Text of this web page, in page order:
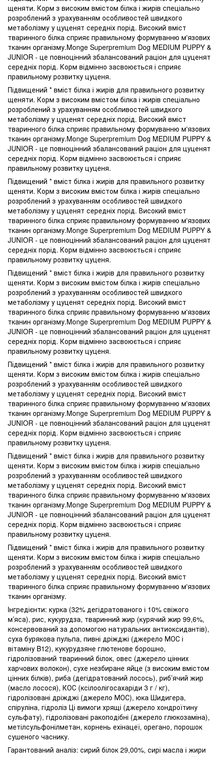
щеняти. Корм з високим вмістом білка і жирів спеціально
розроблений з урахуванням особливостей швидкого
метаболізму у цуценят середніх порід. Високий вміст
тваринного білка сприяє правильному формуванню м'язових
тканин організму.Monge Superpremium Dog MEDIUM PUPPY &
JUNIOR - це повноцінний збалансований раціон для цуценят
середніх порід. Корм відмінно засвоюється і сприяє
правильному розвитку цуценя.
Підвищений * вміст білка і жирів для правильного розвитку
щеняти. Корм з високим вмістом білка і жирів спеціально
розроблений з урахуванням особливостей швидкого
метаболізму у цуценят середніх порід. Високий вміст
тваринного білка сприяє правильному формуванню м'язових
тканин організму.Monge Superpremium Dog MEDIUM PUPPY &
JUNIOR - це повноцінний збалансований раціон для цуценят
середніх порід. Корм відмінно засвоюється і сприяє
правильному розвитку цуценя.
Підвищений * вміст білка і жирів для правильного розвитку
щеняти. Корм з високим вмістом білка і жирів спеціально
розроблений з урахуванням особливостей швидкого
метаболізму у цуценят середніх порід. Високий вміст
тваринного білка сприяє правильному формуванню м'язових
тканин організму.Monge Superpremium Dog MEDIUM PUPPY &
JUNIOR - це повноцінний збалансований раціон для цуценят
середніх порід. Корм відмінно засвоюється і сприяє
правильному розвитку цуценя.
Підвищений * вміст білка і жирів для правильного розвитку
щеняти. Корм з високим вмістом білка і жирів спеціально
розроблений з урахуванням особливостей швидкого
метаболізму у цуценят середніх порід. Високий вміст
тваринного білка сприяє правильному формуванню м'язових
тканин організму.Monge Superpremium Dog MEDIUM PUPPY &
JUNIOR - це повноцінний збалансований раціон для цуценят
середніх порід. Корм відмінно засвоюється і сприяє
правильному розвитку цуценя.
Підвищений * вміст білка і жирів для правильного розвитку
щеняти. Корм з високим вмістом білка і жирів спеціально
розроблений з урахуванням особливостей швидкого
метаболізму у цуценят середніх порід. Високий вміст
тваринного білка сприяє правильному формуванню м'язових
тканин організму.Monge Superpremium Dog MEDIUM PUPPY &
JUNIOR - це повноцінний збалансований раціон для цуценят
середніх порід. Корм відмінно засвоюється і сприяє
правильному розвитку цуценя.
Підвищений * вміст білка і жирів для правильного розвитку
щеняти. Корм з високим вмістом білка і жирів спеціально
розроблений з урахуванням особливостей швидкого
метаболізму у цуценят середніх порід. Високий вміст
тваринного білка сприяє правильному формуванню м'язових
тканин організму.Monge Superpremium Dog MEDIUM PUPPY &
JUNIOR - це повноцінний збалансований раціон для цуценят
середніх порід. Корм відмінно засвоюється і сприяє
правильному розвитку цуценя.
Підвищений * вміст білка і жирів для правильного розвитку
щеняти. Корм з високим вмістом білка і жирів спеціально
розроблений з урахуванням особливостей швидкого
метаболізму у цуценят середніх порід. Високий вміст
тваринного білка сприяє правильному формуванню м'язових
тканин організму.
Інгредієнти: курка (32% дегідратованого і 10% свіжого
м’яса), рис, кукурудза, тваринний жир (курячий жир 99,6%,
консервований за допомогою натуральних антиоксидантів),
суха бурякова пульпа, пивні дріжджі (джерело МОС і
вітаміну B12), кукурудзяне глютенове борошно,
гідролізований тваринний білок, овес (джерело цінних
харчових волокон), сухе незбиране яйце (з високим вмістом
цінних білків), риба (дегідратований лосось), риб’ячий жир
(масло лосося), КОС (ксілоолігосахаріди 3 г / кг),
гідролізовані дріжджі (джерело МОС), юка Шидигера,
спіруліна, гідроліз Ці вимоги хрящі (джерело хондроїтину
сульфату), гідролізовані ракоподібні (джерело глюкозаміна),
метілсульфонілметан, корнень ехінацеї, орегано, порошок
сушеного часнику.
Гарантований аналіз: сирий білок 29,00%, сирі масла і жири